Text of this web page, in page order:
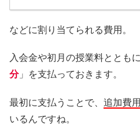
などに割り当てられる費用。
入会金や初月の授業料ととも
分」を支払っておきます。
最初に支払うことで、 追加費
いるんですね。